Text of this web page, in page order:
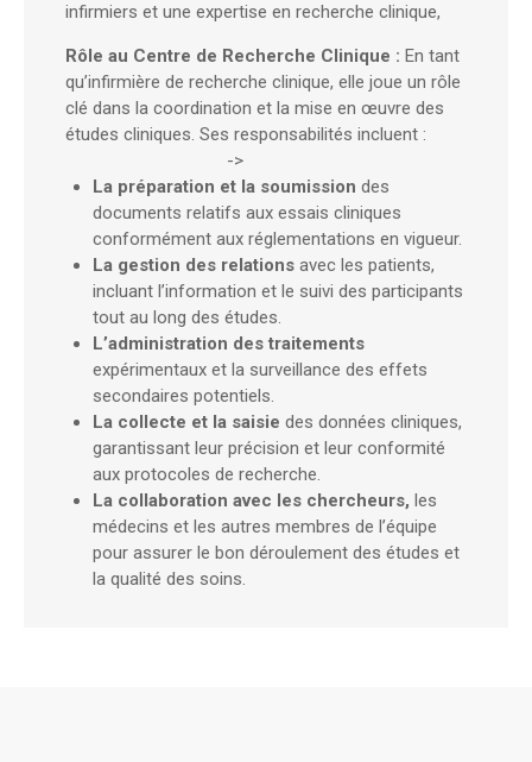
infirmiers et une expertise en recherche clinique,
Rôle au Centre de Recherche Clinique : En tant
qu’infirmière de recherche clinique, elle joue un rôle
clé dans la coordination et la mise en œuvre des
études cliniques. Ses responsabilités incluent :
->
La préparation et la soumission des
documents relatifs aux essais cliniques
conformément aux réglementations en vigueur.
La gestion des relationsavec les patients,
incluant l’information et le suivi des participants
tout au long des études.
L’administration des traitements
expérimentaux et la surveillance des effets
secondaires potentiels.
La collecte et la saisie des données cliniques,
garantissant leur précision et leur conformité
aux protocoles de recherche.
La collaboration avec les chercheurs, les
médecins et les autres membres de l’équipe
pour assurer le bon déroulement des études et
la qualité des soins.